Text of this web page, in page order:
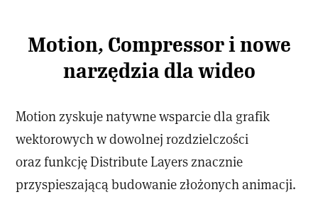
Motion, Compressor i nowe
narzędzia dla wideo
Motion zyskuje natywne wsparcie dla grafik
wektorowych w dowolnej rozdzielczości
oraz funkcję Distribute Layers znacznie
przyspieszającą budowanie złożonych animacji.